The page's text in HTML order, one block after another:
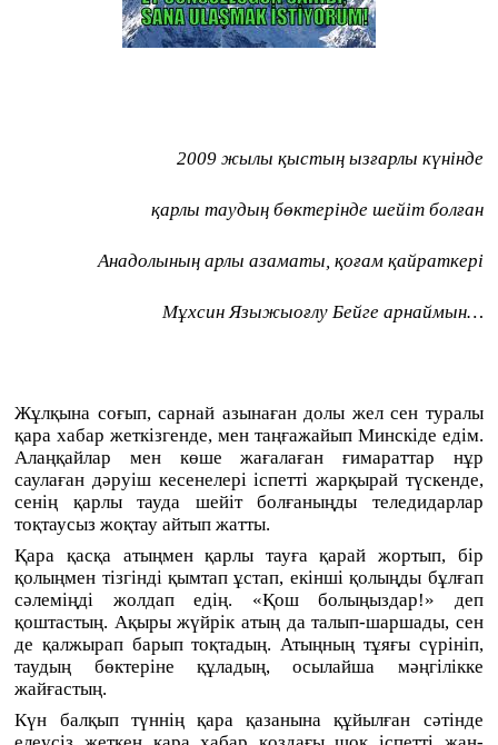
2009 жылы қыстың ызғарлы күнінде
қарлы таудың бөктерінде шейіт болған
Анадолының арлы азаматы, қоғам қайраткері
Мұхсин Языжыоғлу Бейге арнаймын…
Жұлқына соғып, сарнай азынаған долы жел сен туралы
қара хабар жеткізгенде, мен таңғажайып Минскіде едім.
Алаңқайлар мен көше жағалаған ғимараттар нұр
саулаған дәруіш кесенелері іспетті жарқырай түскенде,
сенің қарлы тауда шейіт болғаныңды теледидарлар
тоқтаусыз жоқтау айтып жатты.
Қара қасқа атыңмен қарлы тауға қарай жортып, бір
қолыңмен тізгінді қымтап ұстап, екінші қолыңды бұлғап
сәлеміңді жолдап едің. «Қош болыңыздар!» деп
қоштастың. Ақыры жүйрік атың да талып-шаршады, сен
де қалжырап барып тоқтадың. Атыңның тұяғы сүрініп,
таудың бөктеріне құладың, осылайша мәңгілікке
жайғастың.
Күн балқып түннің қара қазанына құйылған сәтінде